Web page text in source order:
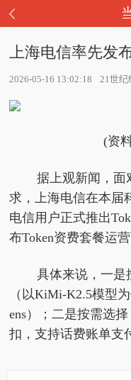
上海电信率先发
2026-05-16 13:02:18 21世纪
(资
据上观新闻，面
求，上海电信在本届
电信用户正式推出
布Token资费套餐运营
具体来说，一是
（以KiMi-K2.5模型
ens）；二是按需选
扣，支持话费账单支